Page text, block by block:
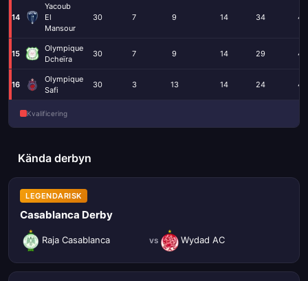
14
Yacoub
El
Mansour
30 7 9 14 34 44
15
Olympique
Dcheïra
30 7 9 14 29 40
16
Olympique
Safi
30 3 13 14 24 42
Kvalificering
Kända derbyn
LEGENDARISK
Casablanca Derby
Raja Casablanca vs Wydad AC